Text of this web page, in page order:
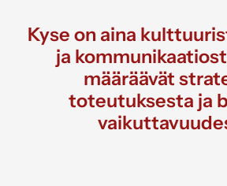
Kyse on aina
ja
määräävät
toteutuksesta ja